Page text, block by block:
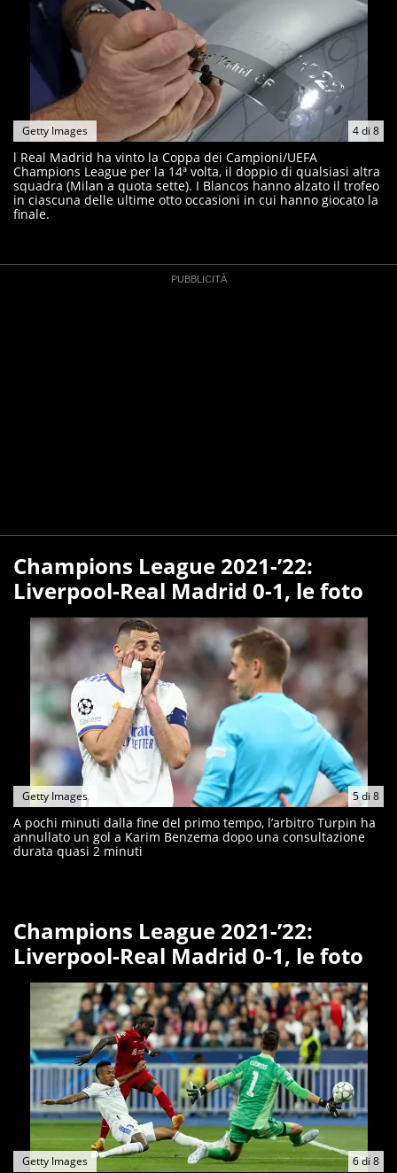
4di 8
Getty Images
l Real Madrid ha vinto la Coppa dei Campioni/UEFA
Champions League per la 14ª volta, il doppio di qualsiasi altra
squadra (Milan a quota sette). I Blancos hanno alzato il trofeo
in ciascuna delle ultime otto occasioni in cui hanno giocato la
finale.
Champions League 2021-’22:
Liverpool-Real Madrid 0-1, le foto
5di 8
Getty Images
A pochi minuti dalla fine del primo tempo, l’arbitro Turpin ha
annullato un gol a Karim Benzema dopo una consultazione
durata quasi 2 minuti
Champions League 2021-’22:
Liverpool-Real Madrid 0-1, le foto
6di 8
Getty Images